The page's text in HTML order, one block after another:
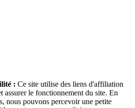
: Ce site utilise des liens d'affiliation
assurer le fonctionnement du site. En
nous pouvons percevoir une petite